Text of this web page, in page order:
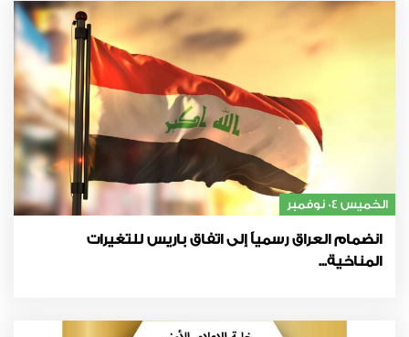
الخميس 04 نوفمبر
انضمام العراق رسمياً إلى اتفاق باريس للتغيرات
المناخية...